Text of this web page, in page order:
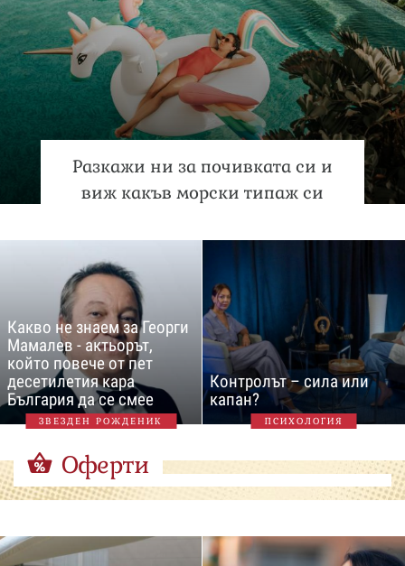
Разкажи ни за почивката си и
виж какъв морски типаж си
Какво не знаем за Георги
Мамалев - актьорът,
който повече от пет
десетилетия кара
България да се смее
ЗВЕЗДЕН РОЖДЕНИК
Контролът – сила или
капан?
ПСИХОЛОГИЯ
Оферти